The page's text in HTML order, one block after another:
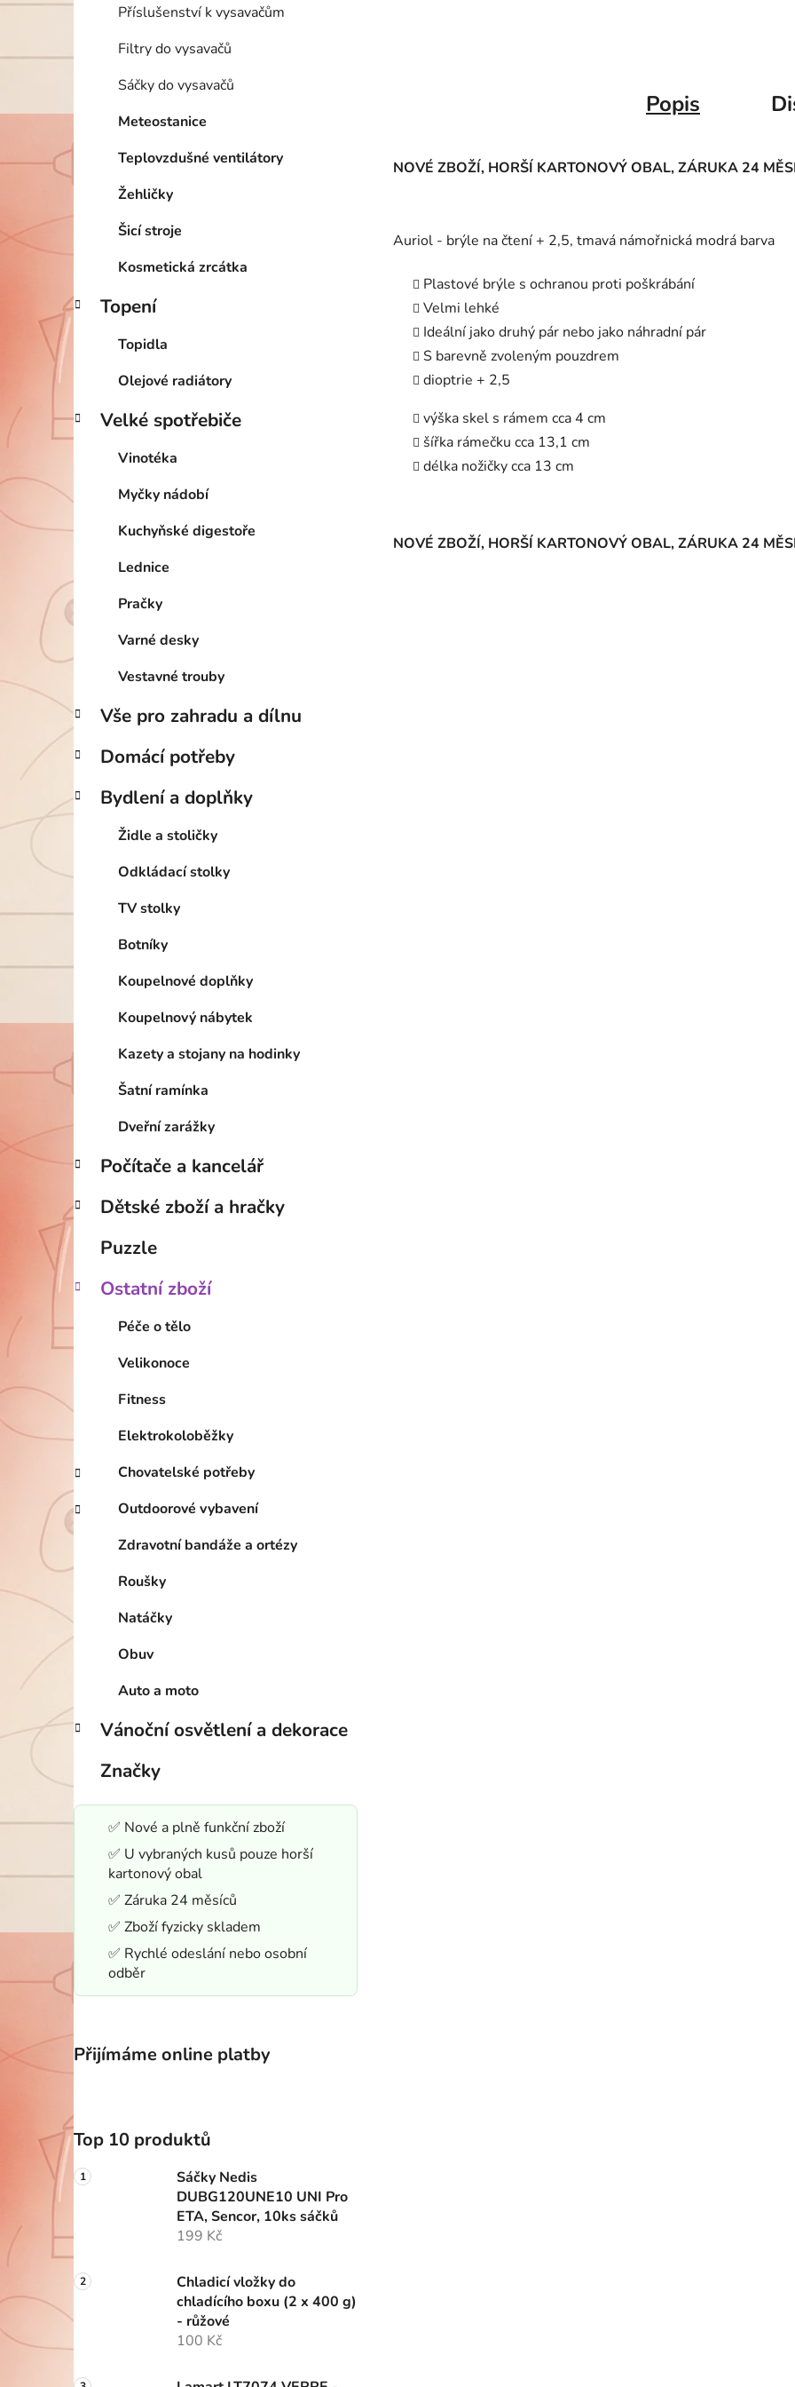
Příslušenství k vysavačům
Filtry do vysavačů
Sáčky do vysavačů
Meteostanice
Teplovzdušné ventilátory
Žehličky
Šicí stroje
Kosmetická zrcátka
Topení
Topidla
Olejové radiátory
Velké spotřebiče
Vinotéka
Myčky nádobí
Kuchyňské digestoře
Lednice
Pračky
Varné desky
Vestavné trouby
Vše pro zahradu a dílnu
Domácí potřeby
Bydlení a doplňky
Židle a stoličky
Odkládací stolky
TV stolky
Botníky
Koupelnové doplňky
Koupelnový nábytek
Kazety a stojany na hodinky
Šatní ramínka
Dveřní zarážky
Počítače a kancelář
Dětské zboží a hračky
Puzzle
Ostatní zboží
Péče o tělo
Velikonoce
Fitness
Elektrokoloběžky
Chovatelské potřeby
Outdoorové vybavení
Zdravotní bandáže a ortézy
Roušky
Natáčky
Obuv
Auto a moto
Vánoční osvětlení a dekorace
Značky
✅ Nové a plně funkční zboží
✅ U vybraných kusů pouze horší
kartonový obal
✅ Záruka 24 měsíců
✅ Zboží fyzicky skladem
✅ Rychlé odeslání nebo osobní
odběr
Přijímáme online platby
Top 10 produktů
Sáčky Nedis
DUBG120UNE10 UNI Pro
ETA, Sencor, 10ks sáčků
199 Kč
Chladicí vložky do
chladícího boxu (2 x 400 g)
- růžové
100 Kč
Popis
NOVÉ ZBOŽÍ, HORŠÍ KARTONOVÝ OBAL, ZÁRUKA 24
Auriol - brýle na čtení + 2,5, tmavá námořnická modrá barva
Plastové brýle s ochranou proti poškrábání
Velmi lehké
Ideální jako druhý pár nebo jako náhradní pár
S barevně zvoleným pouzdrem
dioptrie + 2,5
výška skel s rámem cca 4 cm
šířka rámečku cca 13,1 cm
délka nožičky cca 13 cm
NOVÉ ZBOŽÍ, HORŠÍ KARTONOVÝ OBAL, ZÁRUKA 24